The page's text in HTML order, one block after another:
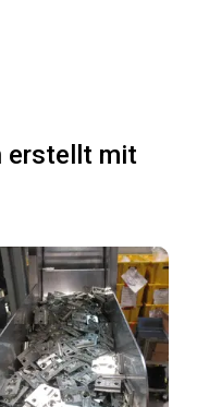
erstellt mit